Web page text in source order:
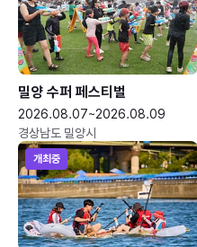
밀양 수퍼 페스티벌
2026.08.07~2026.08.09
경상남도 밀양시
개최중